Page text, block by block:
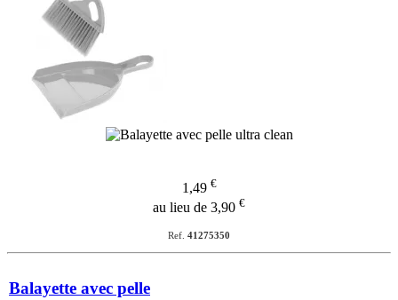
1,49 €
au lieu de 3,90 €
Ref. 41275350
Balayette avec pelle